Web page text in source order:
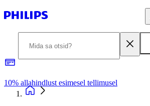
10% allahindlust esimesel tellimusel